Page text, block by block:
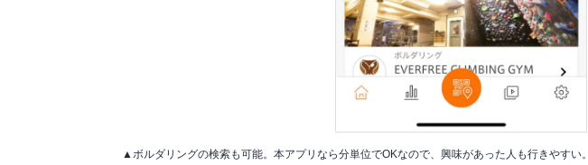
▲ボルダリングの検索も可能。本アプリなら分単位でOKなので、興味があった人も行きやすい。